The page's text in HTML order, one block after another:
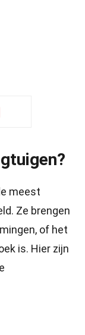
meest
Ze brengen
of het
is. Hier zijn